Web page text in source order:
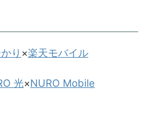
り ×楽天モバイル
光×NURO Mobile